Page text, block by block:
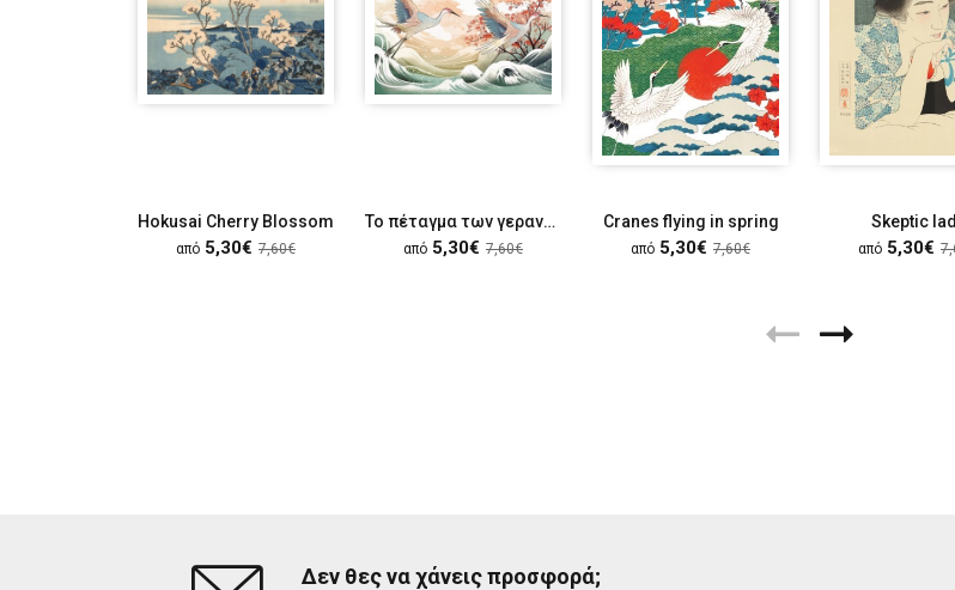
Hokusai Cherry Blossom
από 5,30€ 7,60€
Το πέταγμα των γερανών
από 5,30€ 7,60€
Cranes flying in spring
από 5,30€ 7,60€
Skeptic
από 5,30€
Δεν θες να χάνεις προσφορά;